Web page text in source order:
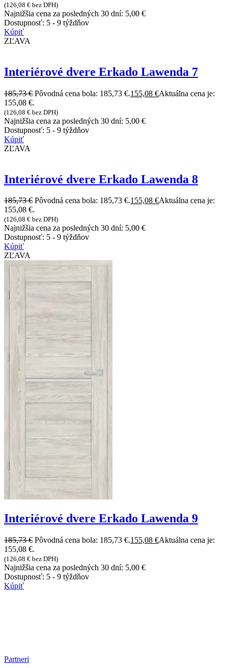
(126,08 € bez DPH)
Najnižšia cena za posledných 30 dní: 5,00 €
Dostupnosť: 5 - 9 týždňov
Kúpiť
ZĽAVA
Interiérové dvere Erkado Lawenda 7
185,73€ Pôvodná cena bola: 185,73 €.155,08 €Aktuálna cena je:
155,08 €.
(126,08 € bez DPH)
Najnižšia cena za posledných 30 dní: 5,00 €
Dostupnosť: 5 - 9 týždňov
Kúpiť
ZĽAVA
Interiérové dvere Erkado Lawenda 8
185,73€ Pôvodná cena bola: 185,73 €.155,08 €Aktuálna cena je:
155,08 €.
(126,08 € bez DPH)
Najnižšia cena za posledných 30 dní: 5,00 €
Dostupnosť: 5 - 9 týždňov
Kúpiť
ZĽAVA
Interiérové dvere Erkado Lawenda 9
185,73€ Pôvodná cena bola: 185,73 €.155,08 €Aktuálna cena je:
155,08 €.
(126,08 € bez DPH)
Najnižšia cena za posledných 30 dní: 5,00 €
Dostupnosť: 5 - 9 týždňov
Kúpiť
Partneri